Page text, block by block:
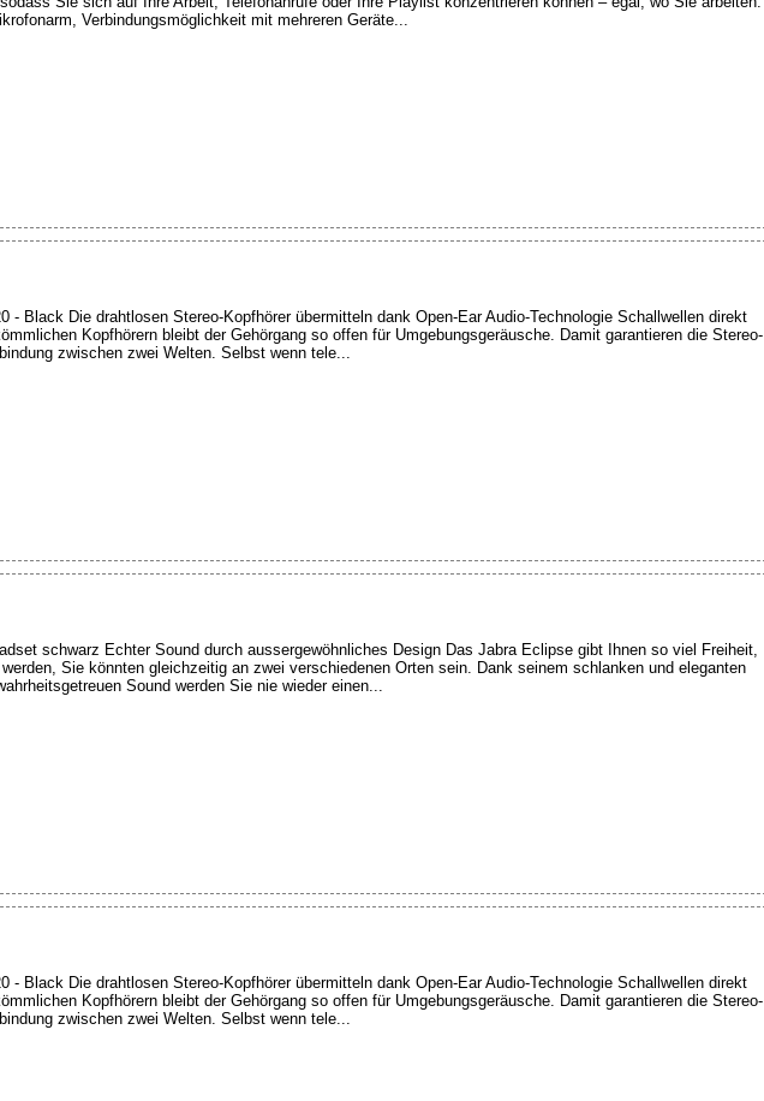
Verbindungsmöglichkeit mit mehreren Geräte...
- Black Die drahtlosen Stereo-Kopfhörer übermitteln dank Open-Ear Audio-Technologie Schallwellen direkt
Kopfhörern bleibt der Gehörgang so offen für Umgebungsgeräusche. Damit garantieren die Stereo-
zwischen zwei Welten. Selbst wenn tele...
schwarz Echter Sound durch aussergewöhnliches Design Das Jabra Eclipse gibt Ihnen so viel Freiheit,
Sie könnten gleichzeitig an zwei verschiedenen Orten sein. Dank seinem schlanken und eleganten
Sound werden Sie nie wieder einen...
- Black Die drahtlosen Stereo-Kopfhörer übermitteln dank Open-Ear Audio-Technologie Schallwellen direkt
Kopfhörern bleibt der Gehörgang so offen für Umgebungsgeräusche. Damit garantieren die Stereo-
zwischen zwei Welten. Selbst wenn tele...